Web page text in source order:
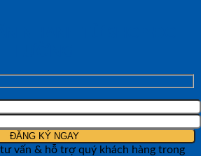
vấn & hỗ trợ quý khách hàng trong